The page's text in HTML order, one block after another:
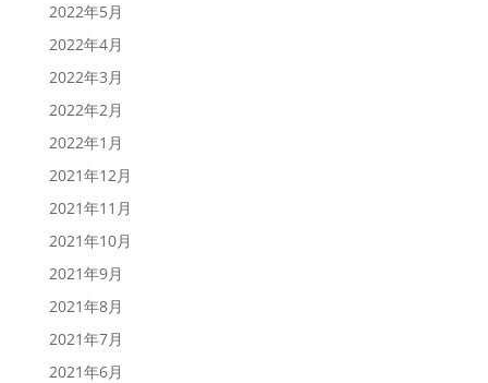
2022年5月
2022年4月
2022年3月
2022年2月
2022年1月
2021年12月
2021年11月
2021年10月
2021年9月
2021年8月
2021年7月
2021年6月